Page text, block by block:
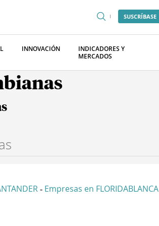
SUSCRÍBASE
INNOVACIÓN
INDICADORES Y
MERCADOS
- Empresas en FLORIDABLANCA